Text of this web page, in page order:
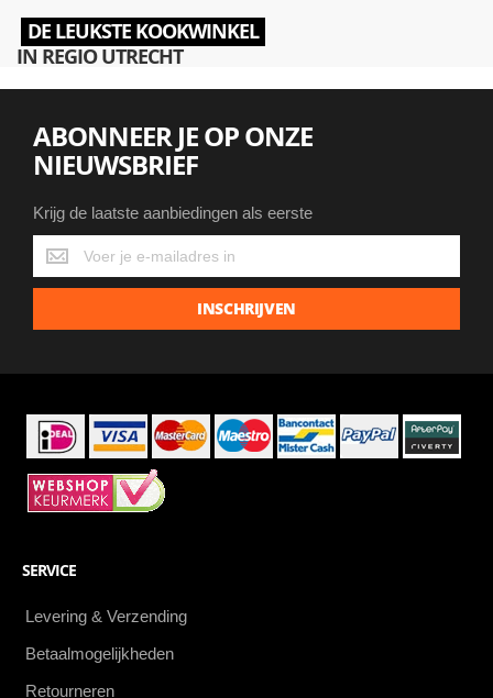
DE LEUKSTE KOOKWINKEL
IN REGIO UTRECHT
ABONNEER JE OP ONZE
NIEUWSBRIEF
Krijg de laatste aanbiedingen als eerste
Krijg
de
laatste
INSCHRIJVEN
SERVICE
Levering & Verzending
Betaalmogelijkheden
Retourneren